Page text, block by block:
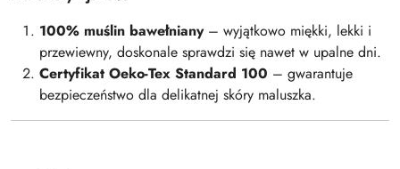
100% muślin bawełniany– wyjątkowo miękki, lekki i
przewiewny, doskonale sprawdzi się nawet w upalne dni.
Certyfikat Oeko-Tex Standard 100 – gwarantuje
bezpieczeństwo dla delikatnej skóry maluszka.